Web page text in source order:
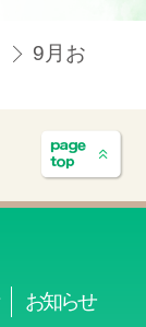
9月お
お知らせ